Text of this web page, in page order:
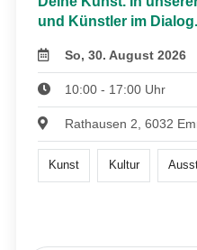
und Künstler im Dialog.
So, 30. August 2026
10:00 - 17:00 Uhr
Rathausen 2, 6032
Kunst Kultur